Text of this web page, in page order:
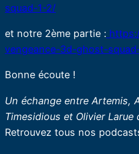
squad-1-2/
et notre 2ème partie :
vengeance-3d-ghost-
Bonne écoute !
Un échange entre Artemis,
Timesidious et Olivier
Retrouvez tous nos